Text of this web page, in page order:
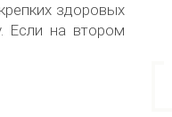
здоровых
Если на втором